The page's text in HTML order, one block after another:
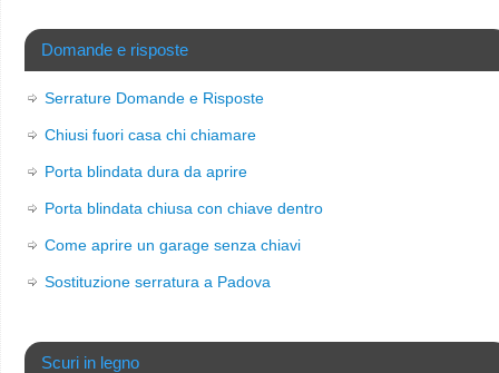
Domande e risposte
Serrature Domande e Risposte
Chiusi fuori casa chi chiamare
Porta blindata dura da aprire
Porta blindata chiusa con chiave dentro
Come aprire un garage senza chiavi
Sostituzione serratura a Padova
Scuri in legno